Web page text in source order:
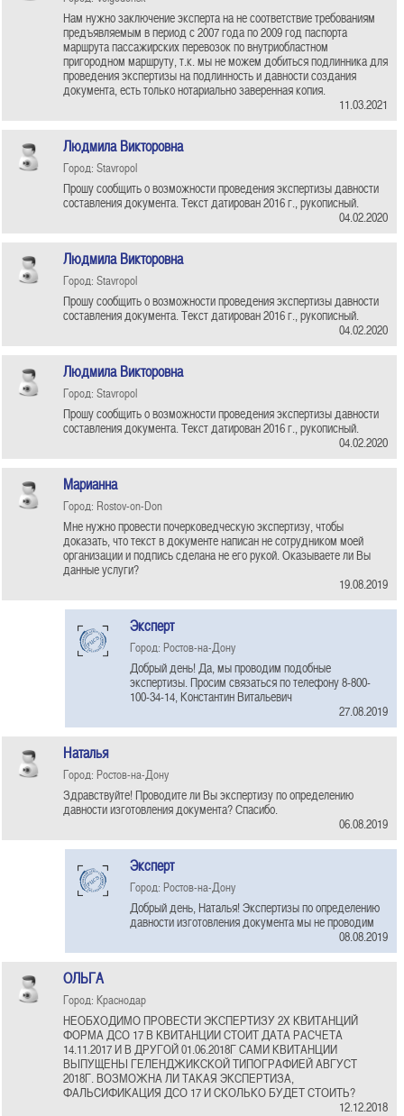
Нам нужно заключение эксперта на не соответствие требованиям
предъявляемым в период с 2007 года по 2009 год паспорта
маршрута пассажирских перевозок по внутриобластном
пригородном маршруту, т.к. мы не можем добиться подлинника для
проведения экспертизы на подлинность и давности создания
документа, есть только нотариально заверенная копия.
11.03.2021
Людмила Викторовна
Город: Stavropol
Прошу сообщить о возможности проведения экспертизы давности
составления документа. Текст датирован 2016 г., рукописный.
04.02.2020
Людмила Викторовна
Город: Stavropol
Прошу сообщить о возможности проведения экспертизы давности
составления документа. Текст датирован 2016 г., рукописный.
04.02.2020
Людмила Викторовна
Город: Stavropol
Прошу сообщить о возможности проведения экспертизы давности
составления документа. Текст датирован 2016 г., рукописный.
04.02.2020
Марианна
Город: Rostov-on-Don
Мне нужно провести почерковедческую экспертизу, чтобы
доказать, что текст в документе написан не сотрудником моей
организации и подпись сделана не его рукой. Оказываете ли Вы
данные услуги?
19.08.2019
Эксперт
Город: Ростов-на-Дону
Добрый день! Да, мы проводим подобные
экспертизы. Просим связаться по телефону 8-800-
100-34-14, Константин Витальевич
27.08.2019
Наталья
Город: Ростов-на-Дону
Здравствуйте! Проводите ли Вы экспертизу по определению
давности изготовления документа? Спасибо.
06.08.2019
Эксперт
Город: Ростов-на-Дону
Добрый день, Наталья! Экспертизы по определению
давности изготовления документа мы не проводим
08.08.2019
ОЛЬГА
Город: Краснодар
НЕОБХОДИМО ПРОВЕСТИ ЭКСПЕРТИЗУ 2Х КВИТАНЦИЙ
ФОРМА ДСО 17 В КВИТАНЦИИ СТОИТ ДАТА РАСЧЕТА
14.11.2017 И В ДРУГОЙ 01.06.2018Г САМИ КВИТАНЦИИ
ВЫПУЩЕНЫ ГЕЛЕНДЖИКСКОЙ ТИПОГРАФИЕЙ АВГУСТ
2018Г. ВОЗМОЖНА ЛИ ТАКАЯ ЭКСПЕРТИЗА,
ФАЛЬСИФИКАЦИЯ ДСО 17 И СКОЛЬКО БУДЕТ СТОИТЬ?
12.12.2018